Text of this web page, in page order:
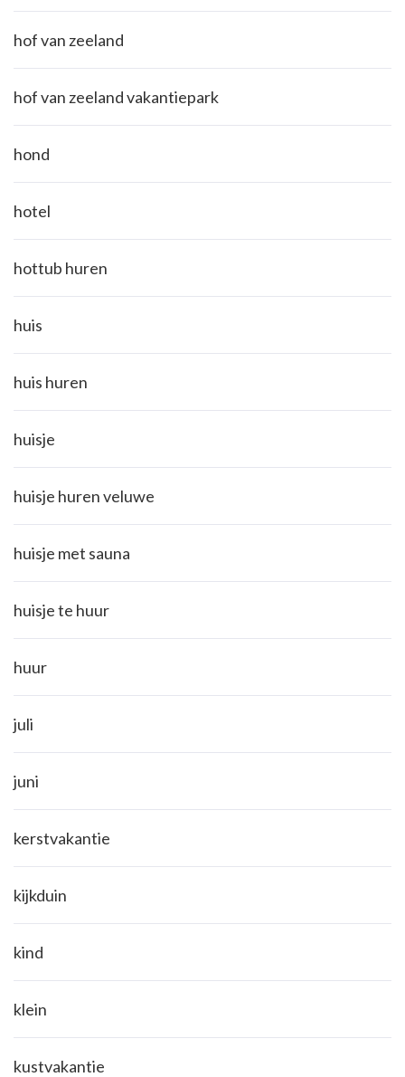
hof van zeeland
hof van zeeland vakantiepark
hond
hotel
hottub huren
huis
huis huren
huisje
huisje huren veluwe
huisje met sauna
huisje te huur
huur
juli
juni
kerstvakantie
kijkduin
kind
klein
kustvakantie